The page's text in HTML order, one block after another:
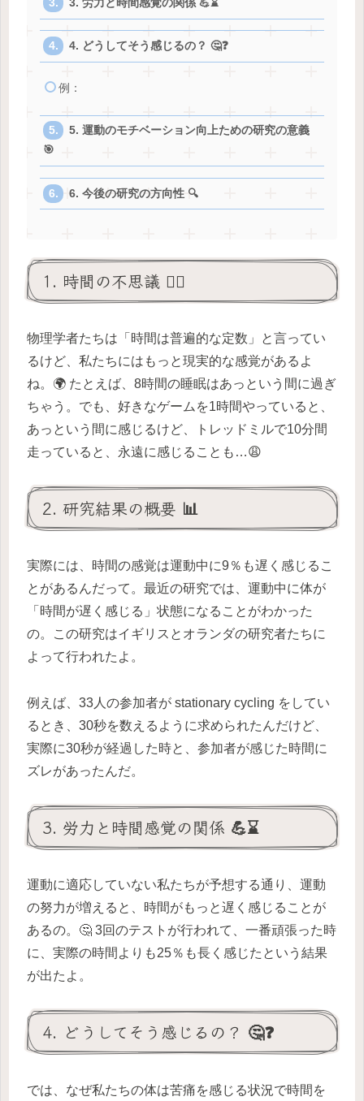
3. 労力と時間感覚の関係 💪⌛
4. どうしてそう感じるの？ 🤔❓
例：
5. 運動のモチベーション向上ための研究の意義
🎯
6. 今後の研究の方向性 🔍
1. 時間の不思議 🤷‍♀️
物理学者たちは「時間は普遍的な定数」と言ってい
るけど、私たちにはもっと現実的な感覚があるよ
ね。🌍 たとえば、8時間の睡眠はあっという間に過ぎ
ちゃう。でも、好きなゲームを1時間やっていると、
あっという間に感じるけど、トレッドミルで10分間
走っていると、永遠に感じることも…😩
2. 研究結果の概要 📊
実際には、時間の感覚は運動中に9％も遅く感じるこ
とがあるんだって。最近の研究では、運動中に体が
「時間が遅く感じる」状態になることがわかった
の。この研究はイギリスとオランダの研究者たちに
よって行われたよ。
例えば、33人の参加者が stationary cycling をしてい
るとき、30秒を数えるように求められたんだけど、
実際に30秒が経過した時と、参加者が感じた時間に
ズレがあったんだ。
3. 労力と時間感覚の関係 💪⌛
運動に適応していない私たちが予想する通り、運動
の努力が増えると、時間がもっと遅く感じることが
あるの。🤔 3回のテストが行われて、一番頑張った時
に、実際の時間よりも25％も長く感じたという結果
が出たよ。
4. どうしてそう感じるの？ 🤔❓
では、なぜ私たちの体は苦痛を感じる状況で時間を